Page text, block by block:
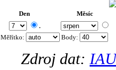
Den Měsíc
.
Měřítko: Body:
Zdroj dat: